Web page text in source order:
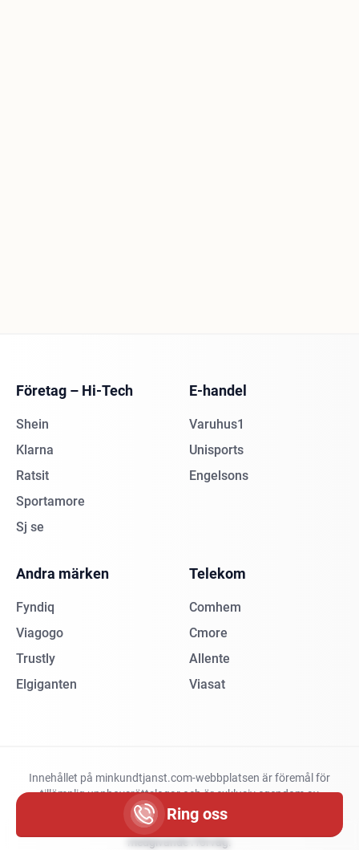
Ring oss
Företag – Hi-Tech
Shein
Klarna
Ratsit
Sportamore
Sj se
E-handel
Varuhus1
Unisports
Engelsons
Andra märken
Fyndiq
Viagogo
Trustly
Elgiganten
Telekom
Comhem
Cmore
Allente
Viasat
Innehållet på minkundtjanst.com-webbplatsen är föremål för
tillämplig upphovsrättslagar och är exklusiv egendom av
minkundtjanst.com. Duplicering och spridning av innehåll på
minkundtjanst.com helt eller delvis kräver vårt skriftliga
medgivande i förväg.